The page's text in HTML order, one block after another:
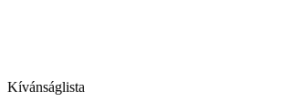
Kívánságlista